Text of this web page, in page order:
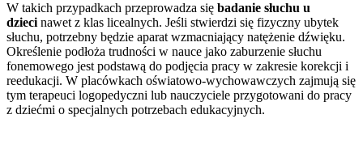
W takich przypadkach przeprowadza się badanie słuchu u
dzieci nawet z klas licealnych. Jeśli stwierdzi się fizyczny ubytek
słuchu, potrzebny będzie aparat wzmacniający natężenie dźwięku.
Określenie podłoża trudności w nauce jako zaburzenie słuchu
fonemowego jest podstawą do podjęcia pracy w zakresie korekcji i
reedukacji. W placówkach oświatowo-wychowawczych zajmują się
tym terapeuci logopedyczni lub nauczyciele przygotowani do pracy
z dziećmi o specjalnych potrzebach edukacyjnych.